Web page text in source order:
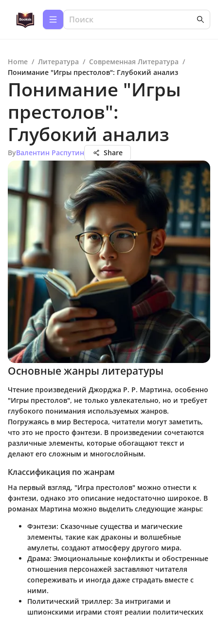
Home / Литература / Современная Литература /
Понимание "Игры престолов": Глубокий анализ
Понимание "Игры
престолов":
Глубокий анализ
ByВалентин Распутин Share
Основные жанры литературы
Чтение произведений Джорджа Р. Р. Мартина, особенно
"Игры престолов", не только увлекательно, но и требует
глубокого понимания используемых жанров.
Погружаясь в мир Вестероса, читатели могут заметить,
что это не просто фэнтези. В произведении сочетаются
различные элементы, которые обогащают текст и
делают его сложным и многослойным.
Классификация по жанрам
На первый взгляд, "Игра престолов" можно отнести к
фэнтези, однако это описание недостаточно широкое. В
романах Мартина можно выделить следующие жанры:
Фэнтези: Сказочные существа и магические
элементы, такие как драконы и волшебные
амулеты, создают атмосферу другого мира.
Драма: Эмоциональные конфликты и обостренные
отношения персонажей заставляют читателя
сопереживать и иногда даже страдать вместе с
ними.
Политический триллер: За интригами и
шпионскими играми стоят реалии политических